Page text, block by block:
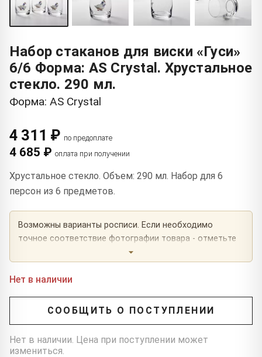
Набор стаканов для виски «Гуси»
6/6 Форма: AS Crystal. Хрустальное
стекло. 290 мл.
Форма: AS Crystal
4 311 ₽ по предоплате
4 685 ₽ оплата при получении
Хрустальное стекло. Объем: 290 мл. Набор для 6
персон из 6 предметов.
Возможны варианты росписи. Если необходимо
точное соответствие фотографии товара - отметьте
это в комментарии к заказу.
Нет в наличии
СООБЩИТЬ О ПОСТУПЛЕНИИ
Нет в наличии. Цена при поступлении может
измениться.